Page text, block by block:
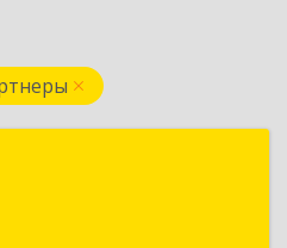
Электросталь г, Карла